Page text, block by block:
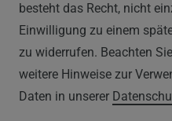
IMPRESSUM
HINWEISE ZUM
besteht das Recht, nicht
Einwilligung zu einem
zu widerrufen. Beachten
weitere Hinweise zur
Daten in unserer